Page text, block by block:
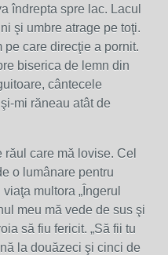
îndrepta spre lac. Lacul
şi umbre atrage pe toţi.
pe care direcţie a pornit.
biserica de lemn din
cântecele
mi răneau atât de
care mă lovise. Cel
o lumânare pentru
multora „Îngerul
meu mă vede de sus şi
să fiu fericit. „Să fii tu
la douăzeci şi cinci de